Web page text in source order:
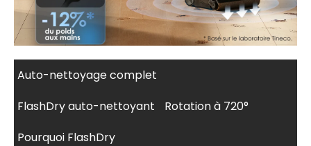
Auto-nettoyage complet
FlashDry auto-nettoyant
Rotation à 720°
Pourquoi FlashDry